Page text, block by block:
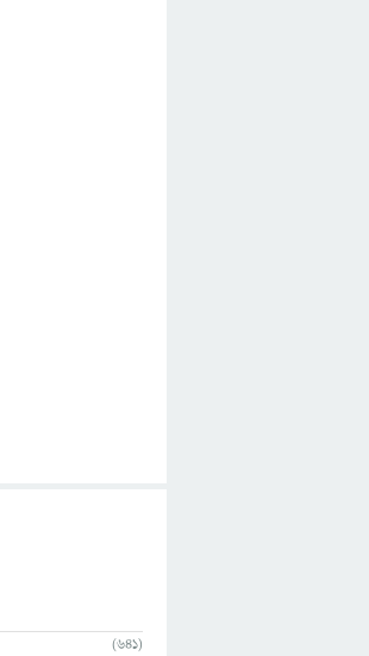
(641)